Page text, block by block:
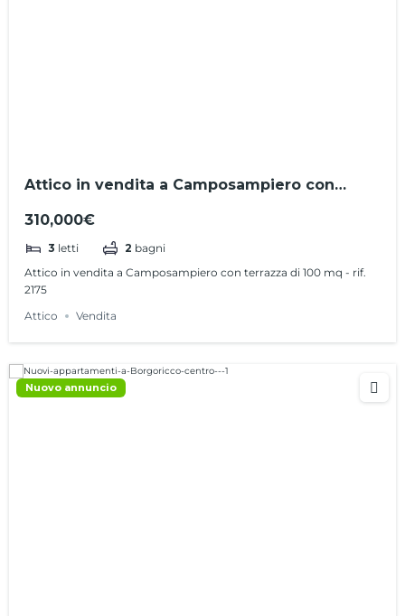
Attico in vendita a Camposampiero con
310,000€
3 letti 2 bagni
Attico in vendita a Camposampiero con terrazza di 100 mq - rif.
2175
Attico
Vendita
Nuovo annuncio